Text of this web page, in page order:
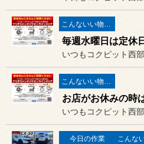
こんないい物が有りますよ！
毎週水曜日は定休
こんないい物が有りますよ！
今日の作業